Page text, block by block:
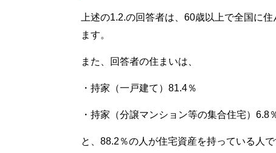
上述の1.2.の回答者は、60歳以上で全国に
ます。
また、回答者の住まいは、
・持家（一戸建て）81.4％
・持家（分譲マンション等の集合住宅）6.8
と、88.2％の人が住宅資産を持っている人で